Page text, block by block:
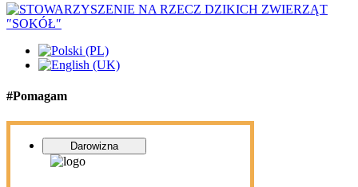
#Pomagam
Darowizna